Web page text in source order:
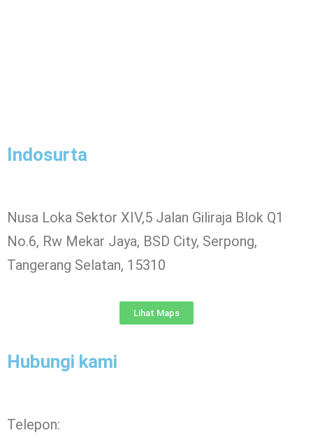
Indosurta
Nusa Loka Sektor XIV,5 Jalan Giliraja Blok Q1
No.6, Rw Mekar Jaya, BSD City, Serpong,
Tangerang Selatan, 15310
Lihat Maps
Hubungi kami
Telepon: